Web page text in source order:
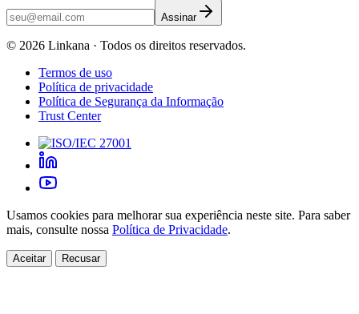
Assinar
© 2026 Linkana · Todos os direitos reservados.
Termos de uso
Política de privacidade
Política de Segurança da Informação
Trust Center
Usamos cookies para melhorar sua experiência neste site. Para saber
mais, consulte nossa Política de Privacidade.
Aceitar Recusar